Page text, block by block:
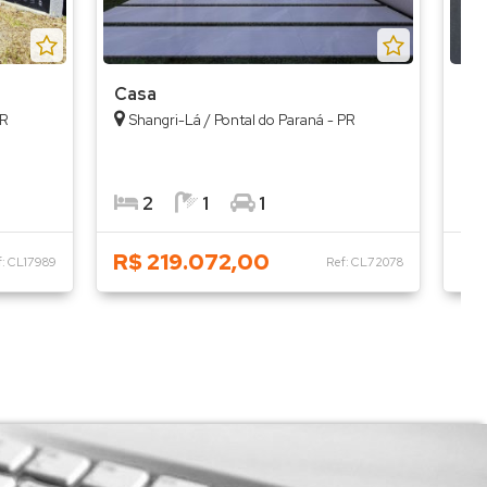
CL17989 Ref: CL72078
Casa
Shangri-Lá / Pontal do Paraná - PR
R$ 219.072,00
2 1 1